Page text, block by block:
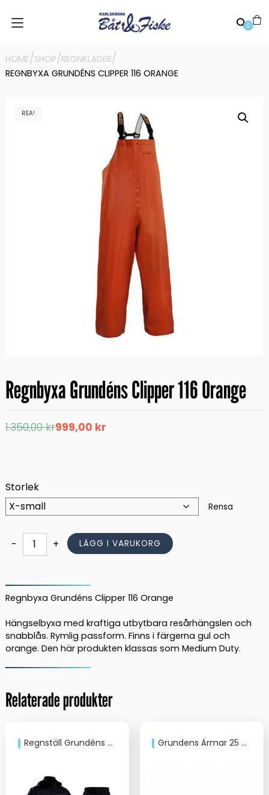
0
HOME/SHOP/REGNKLÄDER/
REGNBYXA GRUNDÉNS CLIPPER 116 ORANGE
REA!
Regnbyxa Grundéns Clipper 116 Orange
1.350,00kr
Det
ursprungliga
999,00 kr
Det
nuvarande
Storlek
Rensa
-
Regnbyxa
Grundéns
116
Orange
+ LÄGG I VARUKORG
Regnbyxa Grundéns Clipper 116 Orange
Hängselbyxa med kraftiga utbytbara resårhängslen och
snabblås. Rymlig passform. Finns i färgerna gul och
orange. Den här produkten klassas som Medium Duty.
Relaterade produkter
Regnställ Grundéns Sunnan 111 Svart Grundens Ärmar 25 Orange